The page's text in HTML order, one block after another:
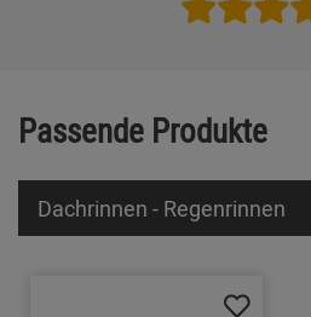
Passende Produkte
Dachrinnen - Regenrinnen